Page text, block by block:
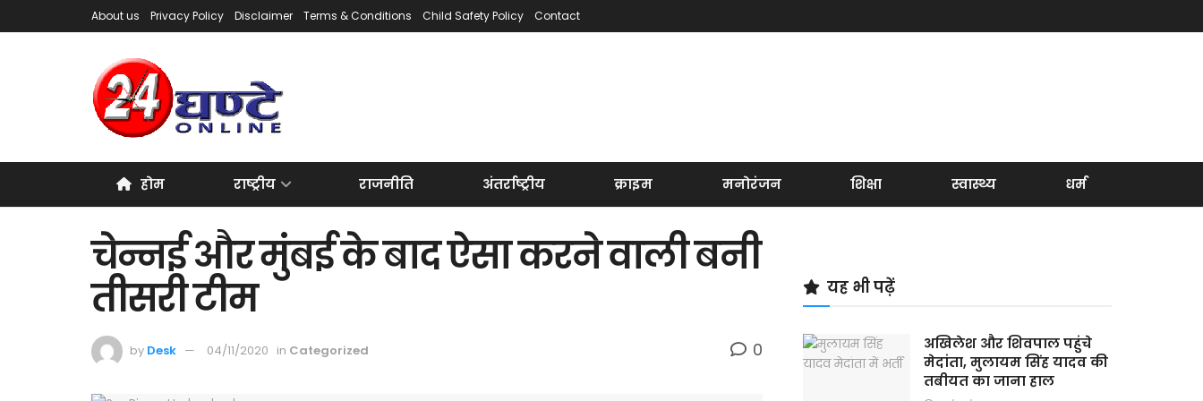
About us Privacy Policy Disclaimer Terms & Conditions Child Safety Policy Contact
होम राष्ट्रीय राजनीति अंतर्राष्ट्रीय क्राइम मनोरंजन शिक्षा स्वास्थ्य धर्म
चेन्नई और मुंबई के बाद ऐसा करने वाली बनी
तीसरी टीम
by Desk 04/11/2020 in Categorized 0
यह भी पढ़ें
अखिलेश और शिवपाल पहुंचे
मेदांता, मुलायम सिंह यादव की
तबीयत का जाना हाल